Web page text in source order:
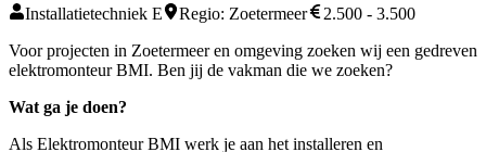
Installatietechniek E Regio: Zoetermeer
2.500 - 3.500
Voor projecten in Zoetermeer en omgeving zoeken wij een gedreven
elektromonteur BMI. Ben jij de vakman die we zoeken?
Wat ga je doen?
Als Elektromonteur BMI werk je aan het installeren en